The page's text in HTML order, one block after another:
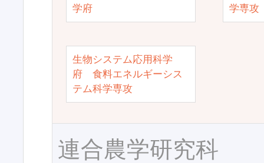
学府
学専攻
生物システム応用科学
府 食料エネルギーシス
テム科学専攻
連合農学研究科